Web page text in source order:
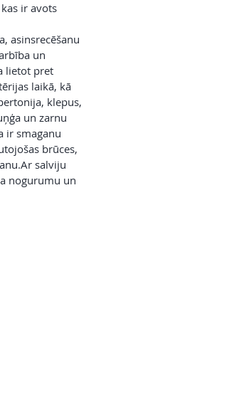
ir avots
asinsrecēšanu
un
lietot pret
laikā, kā
klepus,
un zarnu
ir smaganu
brūces,
salviju
nogurumu un